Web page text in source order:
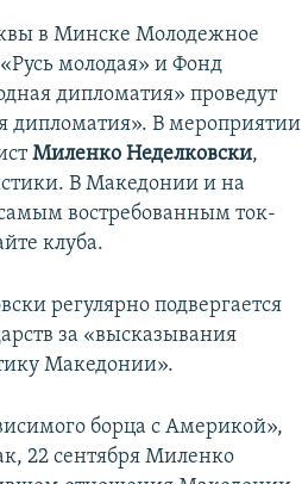
в Минске Молодежное
молодая» и Фонд
дипломатия» проведут
дипломатия». В мероприятии
Миленко Неделковски,
В Македонии и на
востребованным ток-
клуба.
регулярно подвергается
за «высказывания
Македонии».
борца с Америкой»,
22 сентября Миленко